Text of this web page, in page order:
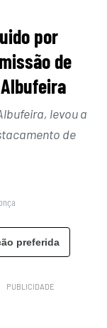
por
de
levou a
de
preferida